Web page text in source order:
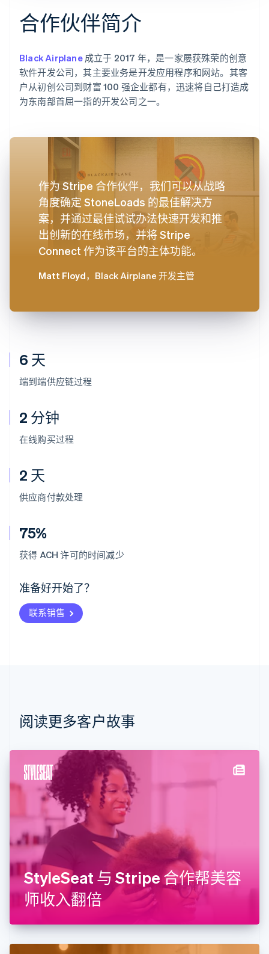
6 天
端到端供应链过程
2 分钟
在线购买过程
2 天
供应商付款处理
75%
获得 ACH 许可的时间减少
准备好开始了？
联系销售
合作伙伴简介
Black Airplane成立于 2017 年，是一家屡获殊荣的创意
软件开发公司，其主要业务是开发应用程序和网站。其客
户从初创公司到财富 100 强企业都有，迅速将自己打造成
为东南部首屈一指的开发公司之一。
作为 Stripe 合作伙伴，我们可以从战略
角度确定 StoneLoads 的最佳解决方
案，并通过最佳试试办法快速开发和推
出创新的在线市场，并将 Stripe
Connect 作为该平台的主体功能。
Matt Floyd，Black Airplane 开发主管
阅读更多客户故事
StyleSeat 与 Stripe 合作帮美容
师收入翻倍
阿联酋
爱尔兰
爱沙尼亚
English
奥地利
Deutsch English
Nederlands Français Deutsch
波兰
丹麦
English
德国
Deutsch
法国
FrançaisEnglish
芬兰
English
荷兰
Nederlands
加拿大
English
捷克
克罗地亚
拉脱维亚